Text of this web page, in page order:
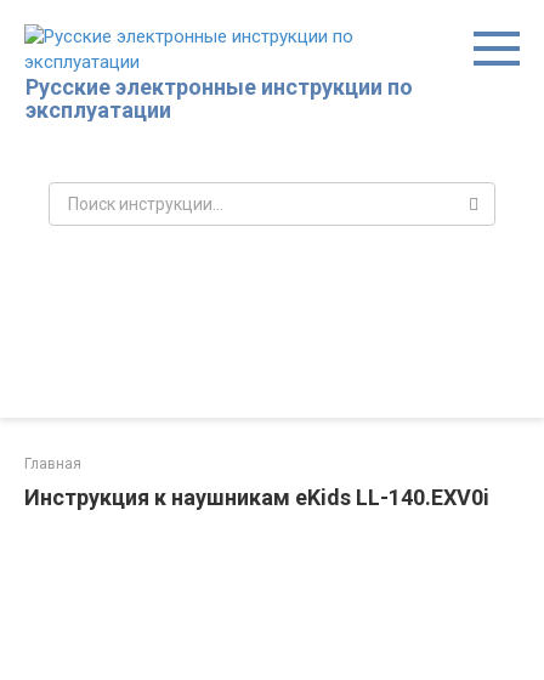
контенту
Русские электронные инструкции по
эксплуатации
Поиск:
Главная
Инструкция к наушникам eKids LL-140.EXV0i